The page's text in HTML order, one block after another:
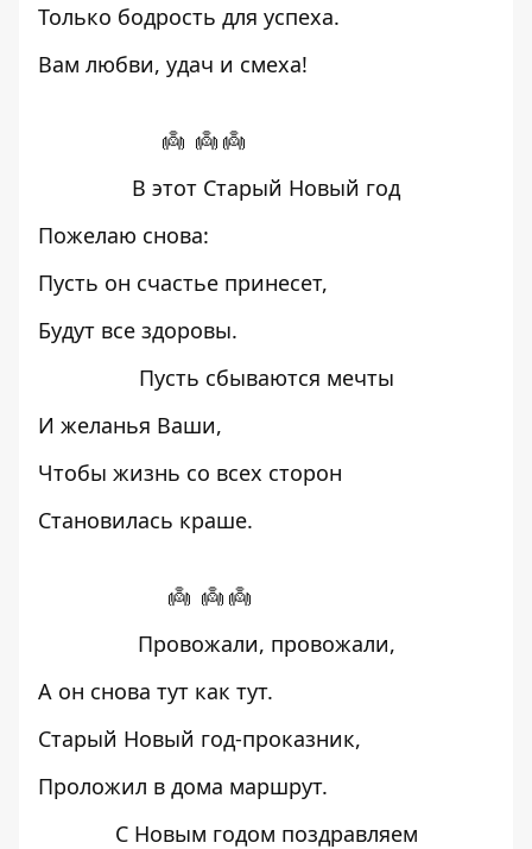
Только бодрость для успеха.
Вам любви, удач и смеха!
👼 👼 👼
В этот Старый Новый год
Пожелаю снова:
Пусть он счастье принесет,
Будут все здоровы.
Пусть сбываются мечты
И желанья Ваши,
Чтобы жизнь со всех сторон
Становилась краше.
👼 👼 👼
Провожали, провожали,
А он снова тут как тут.
Старый Новый год-проказник,
Проложил в дома маршрут.
С Новым годом поздравляем